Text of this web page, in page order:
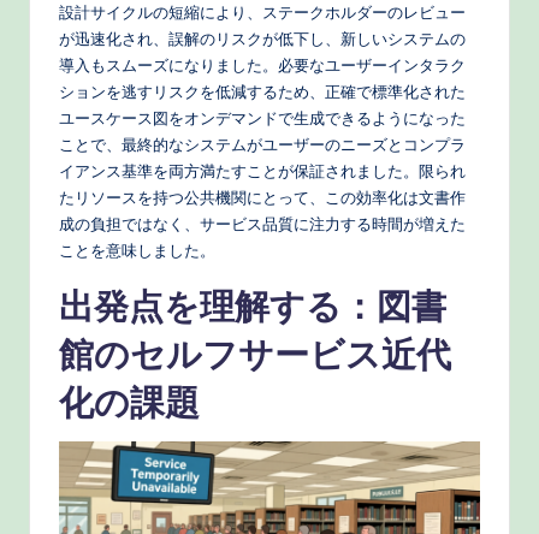
rn
M
設計サイクルの短縮により、ステークホルダーのレビュー
が迅速化され、誤解のリスクが低下し、新しいシステムの
導入もスムーズになりました。必要なユーザーインタラク
ションを逃すリスクを低減するため、正確で標準化された
ユースケース図をオンデマンドで生成できるようになった
ことで、最終的なシステムがユーザーのニーズとコンプラ
イアンス基準を両方満たすことが保証されました。限られ
たリソースを持つ公共機関にとって、この効率化は文書作
成の負担ではなく、サービス品質に注力する時間が増えた
ことを意味しました。
出発点を理解する：図書
館のセルフサービス近代
化の課題